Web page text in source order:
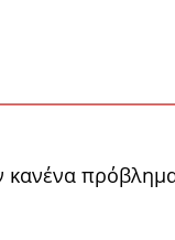
κανένα